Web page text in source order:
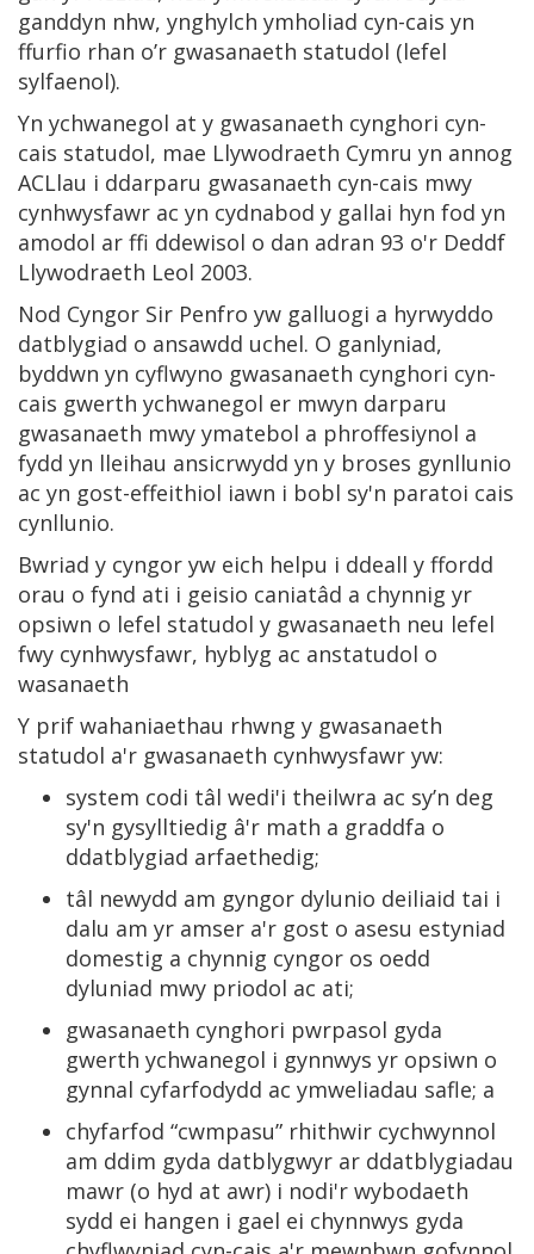
ganddyn nhw, ynghylch ymholiad cyn-cais yn
ffurfio rhan o’r gwasanaeth statudol (lefel
sylfaenol).
Yn ychwanegol at y gwasanaeth cynghori cyn-
cais statudol, mae Llywodraeth Cymru yn annog
ACLlau i ddarparu gwasanaeth cyn-cais mwy
cynhwysfawr ac yn cydnabod y gallai hyn fod yn
amodol ar ffi ddewisol o dan adran 93 o'r Deddf
Llywodraeth Leol 2003.
Nod Cyngor Sir Penfro yw galluogi a hyrwyddo
datblygiad o ansawdd uchel. O ganlyniad,
byddwn yn cyflwyno gwasanaeth cynghori cyn-
cais gwerth ychwanegol er mwyn darparu
gwasanaeth mwy ymatebol a phroffesiynol a
fydd yn lleihau ansicrwydd yn y broses gynllunio
ac yn gost-effeithiol iawn i bobl sy'n paratoi cais
cynllunio.
Bwriad y cyngor yw eich helpu i ddeall y ffordd
orau o fynd ati i geisio caniatâd a chynnig yr
opsiwn o lefel statudol y gwasanaeth neu lefel
fwy cynhwysfawr, hyblyg ac anstatudol o
wasanaeth
Y prif wahaniaethau rhwng y gwasanaeth
statudol a'r gwasanaeth cynhwysfawr yw:
system codi tâl wedi'i theilwra ac sy’n deg
sy'n gysylltiedig â'r math a graddfa o
ddatblygiad arfaethedig;
tâl newydd am gyngor dylunio deiliaid tai i
dalu am yr amser a'r gost o asesu estyniad
domestig a chynnig cyngor os oedd
dyluniad mwy priodol ac ati;
gwasanaeth cynghori pwrpasol gyda
gwerth ychwanegol i gynnwys yr opsiwn o
gynnal cyfarfodydd ac ymweliadau safle; a
chyfarfod “cwmpasu” rhithwir cychwynnol
am ddim gyda datblygwyr ar ddatblygiadau
mawr (o hyd at awr) i nodi'r wybodaeth
sydd ei hangen i gael ei chynnwys gyda